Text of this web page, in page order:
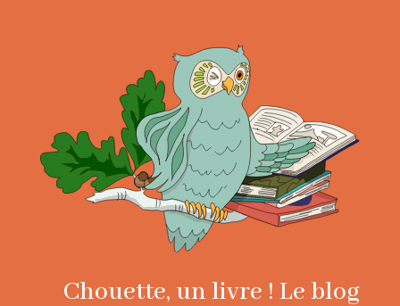
Chouette, un livre ! Le blog